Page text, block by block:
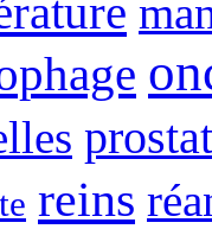
reins